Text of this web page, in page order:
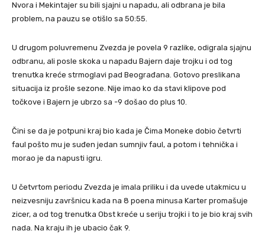
Nvora i Mekintajer su bili sjajni u napadu, ali odbrana je bila
problem, na pauzu se otišlo sa 50:55.
U drugom poluvremenu Zvezda je povela 9 razlike, odigrala sjajnu
odbranu, ali posle skoka u napadu Bajern daje trojku i od tog
trenutka kreće strmoglavi pad Beograđana. Gotovo preslikana
situacija iz prošle sezone. Nije imao ko da stavi klipove pod
točkove i Bajern je ubrzo sa -9 došao do plus 10.
Čini se da je potpuni kraj bio kada je Čima Moneke dobio četvrti
faul pošto mu je suđen jedan sumnjiv faul, a potom i tehnička i
morao je da napusti igru.
U četvrtom periodu Zvezda je imala priliku i da uvede utakmicu u
neizvesniju završnicu kada na 8 poena minusa Karter promašuje
zicer, a od tog trenutka Obst kreće u seriju trojki i to je bio kraj svih
nada. Na kraju ih je ubacio čak 9.